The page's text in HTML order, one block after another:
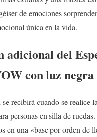
de emociones
única en la vida.
adicional del
con luz negra
recibirá cuando se realice
personas en silla de ruedas.
en una «base por orden de